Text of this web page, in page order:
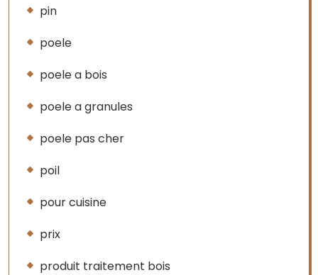
pin
poele
poele a bois
poele a granules
poele pas cher
poil
pour cuisine
prix
produit traitement bois